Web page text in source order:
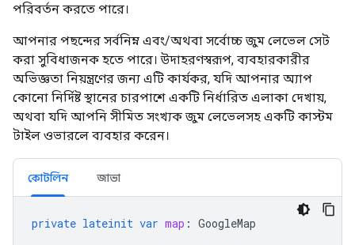
পরিবর্তন করতে পারে।
আপনার পছন্দের সর্বনিম্ন এবং/অথবা সর্বোচ্চ জুম লেভেল সেট
করা সুবিধাজনক হতে পারে। উদাহরণস্বরূপ, ব্যবহারকারীর
অভিজ্ঞতা নিয়ন্ত্রণের জন্য এটি কার্যকর, যদি আপনার অ্যাপ
কোনো নির্দিষ্ট স্থানের চারপাশে একটি নির্ধারিত এলাকা দেখায়,
অথবা যদি আপনি সীমিত সংখ্যক জুম লেভেলসহ একটি কাস্টম
টাইল ওভারলে ব্যবহার করেন।
কোটলিন জাভা
private lateinit var map : GoogleMap